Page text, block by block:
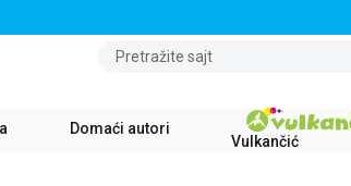
3500 RSD
Pretražite sajt
Domaći autori
Vulkančić